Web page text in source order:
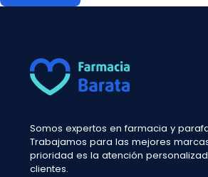
Somos expertos en farmacia y
Trabajamos para las mejores
prioridad es la atención
clientes.